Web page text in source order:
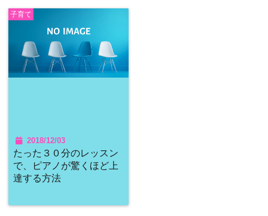
子育て
2018/12/03
たった３０分のレッスン
で、ピアノが驚くほど上
達する方法